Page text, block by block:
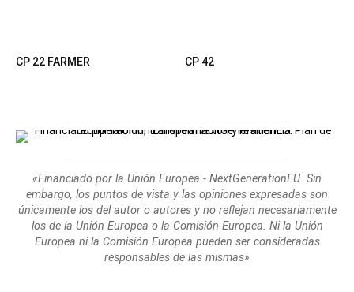
CP 22 FARMER CP 42
«Financiado por la Unión Europea - NextGenerationEU. Sin
embargo, los puntos de vista y las opiniones expresadas son
únicamente los del autor o autores y no reflejan necesariamente
los de la Unión Europea o la Comisión Europea. Ni la Unión
Europea ni la Comisión Europea pueden ser consideradas
responsables de las mismas»